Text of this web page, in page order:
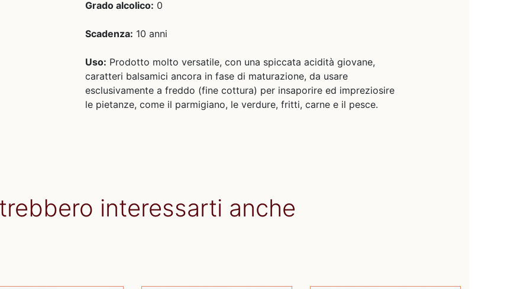
Grado alcolico: 0
Scadenza: 10 anni
Uso: Prodotto molto versatile, con una spiccata acidità giovane,
caratteri balsamici ancora in fase di maturazione, da usare
esclusivamente a freddo (fine cottura) per insaporire ed impreziosire
le pietanze, come il parmigiano, le verdure, fritti, carne e il pesce.
interessarti anche